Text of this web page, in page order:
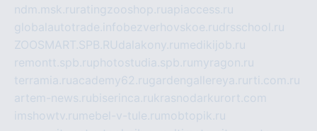
ndm.msk.ru ratingzooshop.ruapiaccess.ru
globalautotrade.info bezverhovskoe.rudrsschool.ru
ZOOSMART.SPB.RUdalakony.ru medikijob.ru
remontt.spb.ruphotostudia.spb.ru myragon.ru
terramia.ruacademy62.rugardengallereya.ru rti.com.ru
artem-news.rubiserinca.rukrasnodarkurort.com
imshowtv.ru mebel-v-tule.ru mobtopik.ru